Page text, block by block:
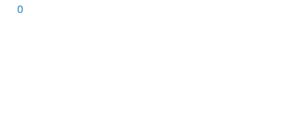
0